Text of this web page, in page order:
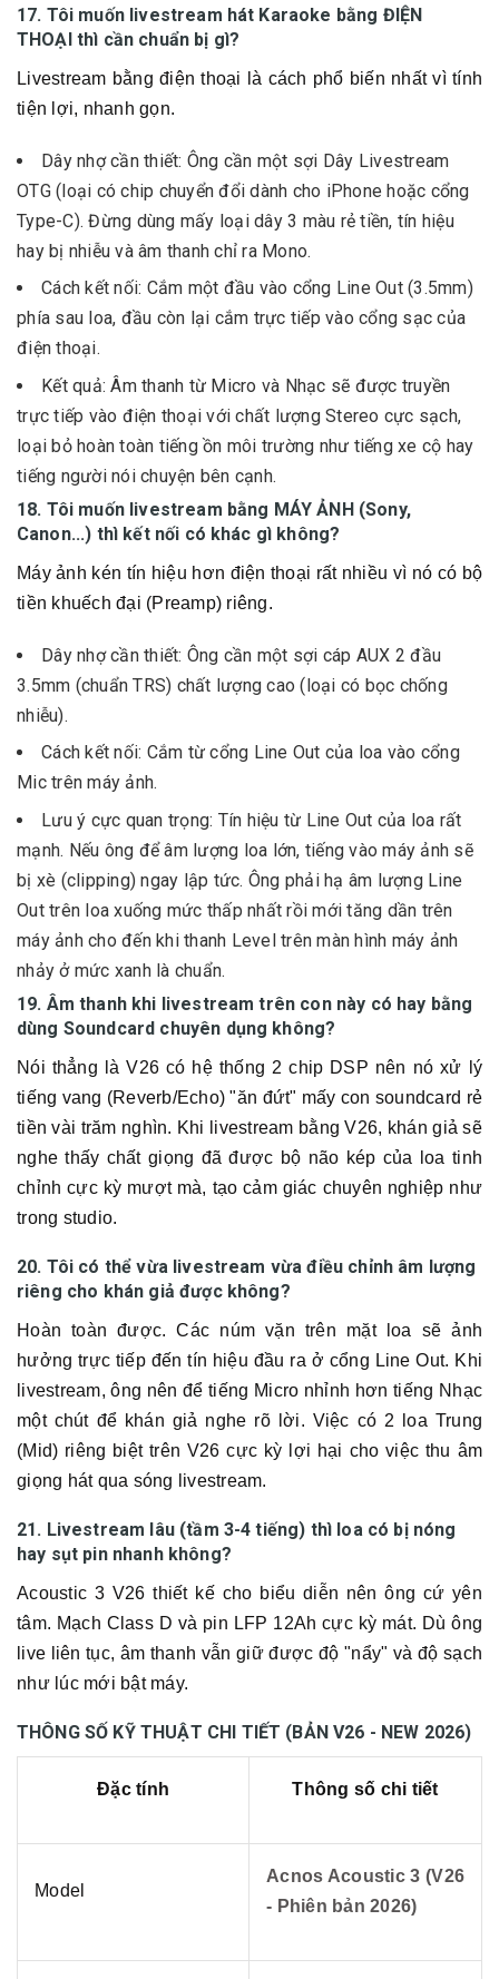
17. Tôi muốn livestream hát Karaoke bằng ĐIỆN
THOẠI thì cần chuẩn bị gì?
Livestream bằng điện thoại là cách phổ biến nhất vì tính
tiện lợi, nhanh gọn.
Dây nhợ cần thiết: Ông cần một sợi Dây Livestream
OTG (loại có chip chuyển đổi dành cho iPhone hoặc cổng
Type-C). Đừng dùng mấy loại dây 3 màu rẻ tiền, tín hiệu
hay bị nhiễu và âm thanh chỉ ra Mono.
Cách kết nối: Cắm một đầu vào cổng Line Out (3.5mm)
phía sau loa, đầu còn lại cắm trực tiếp vào cổng sạc của
điện thoại.
Kết quả: Âm thanh từ Micro và Nhạc sẽ được truyền
trực tiếp vào điện thoại với chất lượng Stereo cực sạch,
loại bỏ hoàn toàn tiếng ồn môi trường như tiếng xe cộ hay
tiếng người nói chuyện bên cạnh.
18. Tôi muốn livestream bằng MÁY ẢNH (Sony,
Canon...) thì kết nối có khác gì không?
Máy ảnh kén tín hiệu hơn điện thoại rất nhiều vì nó có bộ
tiền khuếch đại (Preamp) riêng.
Dây nhợ cần thiết: Ông cần một sợi cáp AUX 2 đầu
3.5mm (chuẩn TRS) chất lượng cao (loại có bọc chống
nhiễu).
Cách kết nối: Cắm từ cổng Line Out của loa vào cổng
Mic trên máy ảnh.
Lưu ý cực quan trọng: Tín hiệu từ Line Out của loa rất
mạnh. Nếu ông để âm lượng loa lớn, tiếng vào máy ảnh sẽ
bị xè (clipping) ngay lập tức. Ông phải hạ âm lượng Line
Out trên loa xuống mức thấp nhất rồi mới tăng dần trên
máy ảnh cho đến khi thanh Level trên màn hình máy ảnh
nhảy ở mức xanh là chuẩn.
19. Âm thanh khi livestream trên con này có hay bằng
dùng Soundcard chuyên dụng không?
Nói thẳng là V26 có hệ thống 2 chip DSP nên nó xử lý
tiếng vang (Reverb/Echo) "ăn đứt" mấy con soundcard rẻ
tiền vài trăm nghìn. Khi livestream bằng V26, khán giả sẽ
nghe thấy chất giọng đã được bộ não kép của loa tinh
chỉnh cực kỳ mượt mà, tạo cảm giác chuyên nghiệp như
trong studio.
20. Tôi có thể vừa livestream vừa điều chỉnh âm lượng
riêng cho khán giả được không?
Hoàn toàn được. Các núm vặn trên mặt loa sẽ ảnh
hưởng trực tiếp đến tín hiệu đầu ra ở cổng Line Out. Khi
livestream, ông nên để tiếng Micro nhỉnh hơn tiếng Nhạc
một chút để khán giả nghe rõ lời. Việc có 2 loa Trung
(Mid) riêng biệt trên V26 cực kỳ lợi hại cho việc thu âm
giọng hát qua sóng livestream.
21. Livestream lâu (tầm 3-4 tiếng) thì loa có bị nóng
hay sụt pin nhanh không?
Acoustic 3 V26 thiết kế cho biểu diễn nên ông cứ yên
tâm. Mạch Class D và pin LFP 12Ah cực kỳ mát. Dù ông
live liên tục, âm thanh vẫn giữ được độ "nẩy" và độ sạch
như lúc mới bật máy.
THÔNG SỐ KỸ THUẬT CHI TIẾT (BẢN V26 - NEW 2026)
Đặc tính Thông số chi tiết
Model
Acnos Acoustic 3 (V26
- Phiên bản 2026)